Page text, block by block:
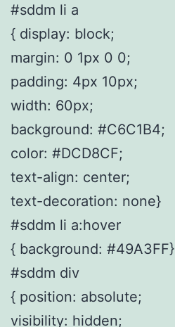
#sddm li a
{ display: block;
margin: 0 1px 0 0;
padding: 4px 10px;
width: 60px;
background: #C6C1B4;
color: #DCD8CF;
text-align: center;
text-decoration: none}
#sddm li a:hover
{ background: #49A3FF}
#sddm div
{ position: absolute;
visibility: hidden;